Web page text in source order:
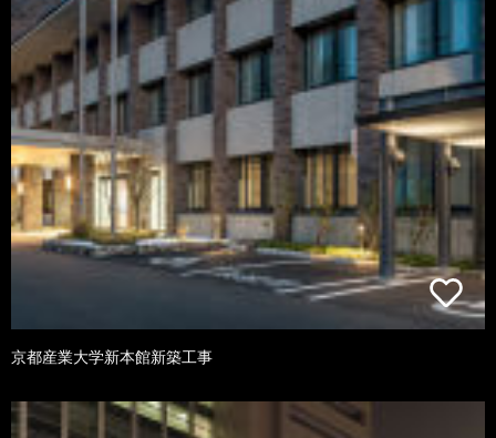
京都産業大学新本館新築工事